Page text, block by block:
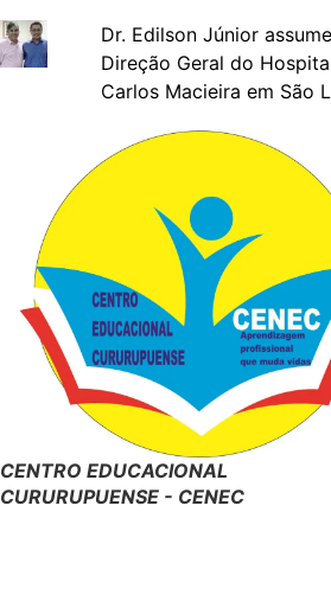
Dr. Edilson Júnior assume
Direção Geral do
Carlos Macieira em São
CENTRO EDUCACIONAL
CURURUPUENSE - CENEC